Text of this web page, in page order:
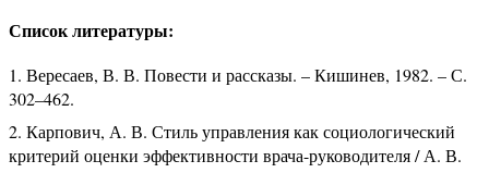
Список литературы:
Вересаев, В. В. Повести и рассказы. – Кишинев, 1982. – С.
302–462.
Карпович, А. В. Стиль управления как социологический
критерий оценки эффективности врача-руководителя / А. В.